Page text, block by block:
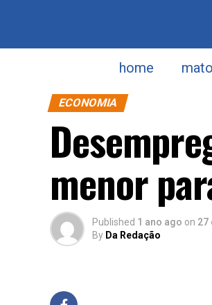
home
ECONOMIA
menor
Published 1 ano ago on 27
By Da Redação